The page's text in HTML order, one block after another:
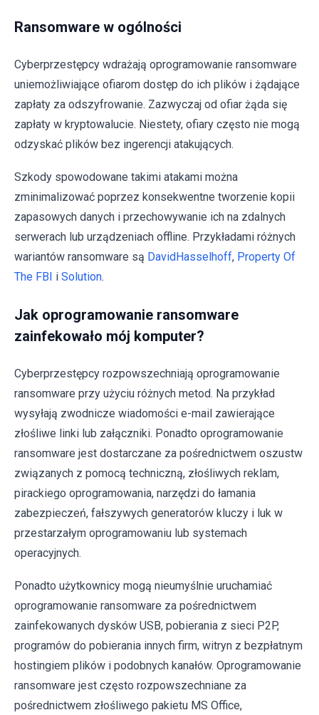
Ransomware w ogólności
Cyberprzestępcy wdrażają oprogramowanie ransomware
uniemożliwiające ofiarom dostęp do ich plików i żądające
zapłaty za odszyfrowanie. Zazwyczaj od ofiar żąda się
zapłaty w kryptowalucie. Niestety, ofiary często nie mogą
odzyskać plików bez ingerencji atakujących.
Szkody spowodowane takimi atakami można
zminimalizować poprzez konsekwentne tworzenie kopii
zapasowych danych i przechowywanie ich na zdalnych
serwerach lub urządzeniach offline. Przykładami różnych
wariantów ransomware są DavidHasselhoff, Property Of
The FBI i Solution.
Jak oprogramowanie ransomware
zainfekowało mój komputer?
Cyberprzestępcy rozpowszechniają oprogramowanie
ransomware przy użyciu różnych metod. Na przykład
wysyłają zwodnicze wiadomości e-mail zawierające
złośliwe linki lub załączniki. Ponadto oprogramowanie
ransomware jest dostarczane za pośrednictwem oszustw
związanych z pomocą techniczną, złośliwych reklam,
pirackiego oprogramowania, narzędzi do łamania
zabezpieczeń, fałszywych generatorów kluczy i luk w
przestarzałym oprogramowaniu lub systemach
operacyjnych.
Ponadto użytkownicy mogą nieumyślnie uruchamiać
oprogramowanie ransomware za pośrednictwem
zainfekowanych dysków USB, pobierania z sieci P2P,
programów do pobierania innych firm, witryn z bezpłatnym
hostingiem plików i podobnych kanałów. Oprogramowanie
ransomware jest często rozpowszechniane za
pośrednictwem złośliwego pakietu MS Office,